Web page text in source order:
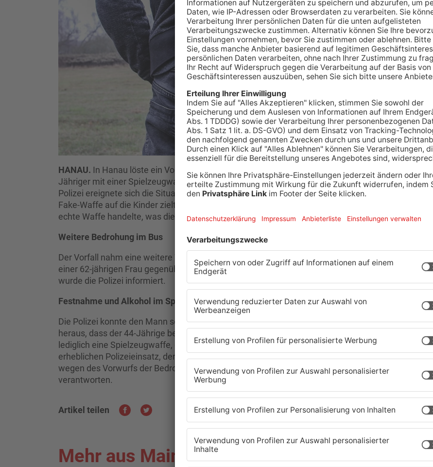
HANAU. In Hanau löste ein Vorfall am Abend einen Blaulicht-Einsatz aus, als ein 44-
Jähriger mit einer Spielzeugwaffe auf zwei kleine Mädchen gezielt haben soll. Laut der
Polizei ereignete sich die Situation vor dem Hanauer Hauptbahnhof, wo der Mann mit der
Fake-Waffe auf die Kinder zielte. Es war zu diesem Zeitpunkt unklar, ob es sich um eine
echte Waffe handelte, was die Situation schnell eskalieren ließ.
Weitere Bedrohung im Bus
Der Vorfall nahm eine weitere Wendung, als der Mann in einen Bus stieg. Dort setzte er sich
einer 62-jährigen Frau gegenüber und zielte erneut mit der Spielzeugwaffe auf sie. Sofort
wurde die Polizei informiert.
Festnahme und Alkohol im Spiel
Die Polizei konnte den Mann schnell im Bus festnehmen. Bei der Festnahme stellte sich
heraus, dass der 44-Jährige betrunken war. Es wurde keine echte Waffe gefunden, sondern
lediglich eine Spielzeugwaffe, die er in der Hand hielt. Der Vorfall führte zu einem
erheblichen Polizeieinsatz, der jedoch ohne Verletzte verlief. Der Mann muss sich nun
wegen des Vorwurfs der Bedrohung und des Verstoßes nach dem Waffengesetz
verantworten.
Artikel teilen
Mehr aus Main-Kinzig-Kreis